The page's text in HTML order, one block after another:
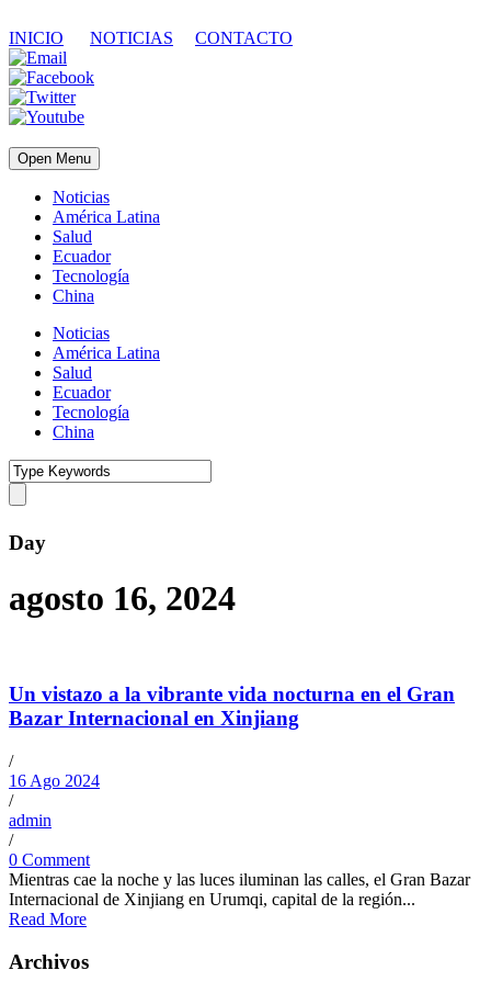
INICIO NOTICIAS CONTACTO
Open Menu
Noticias
América Latina
Salud
Ecuador
Tecnología
China
Noticias
América Latina
Salud
Ecuador
Tecnología
China
Day
agosto 16, 2024
Un vistazo a la vibrante vida nocturna en el Gran
Bazar Internacional en Xinjiang
/
16 Ago 2024
/
admin
/
0 Comment
Mientras cae la noche y las luces iluminan las calles, el Gran Bazar
Internacional de Xinjiang en Urumqi, capital de la región...
Read More
Archivos